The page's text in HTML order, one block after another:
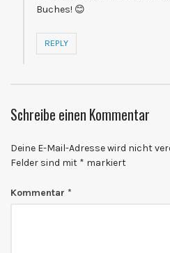
Buches! 😊
REPLY
Schreibe einen Kommentar
Deine E-Mail-Adresse wird nicht
Felder sind mit * markiert
Kommentar *